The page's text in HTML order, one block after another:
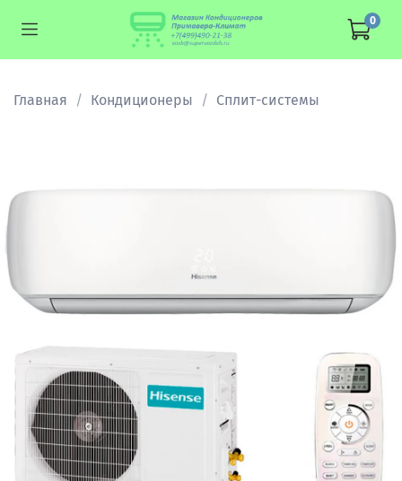
0
Главная Кондиционеры Сплит-системы